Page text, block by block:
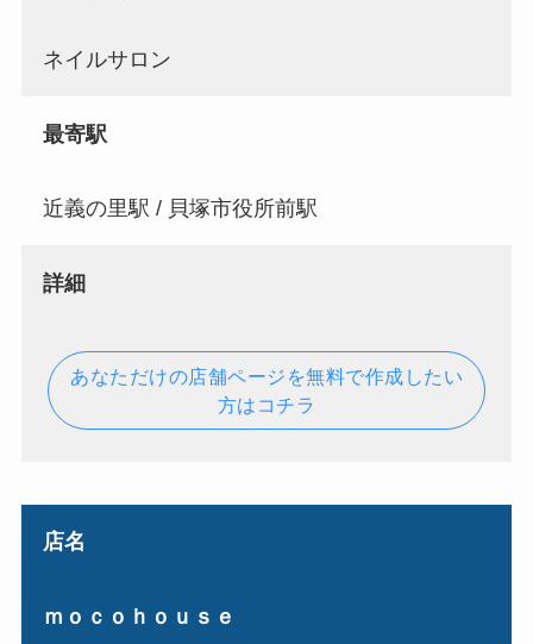
ネイルサロン
最寄駅
近義の里駅 / 貝塚市役所前駅
詳細
あなただけの店舗ページを無料で作成したい
方はコチラ
店名
ｍｏｃｏｈｏｕｓｅ